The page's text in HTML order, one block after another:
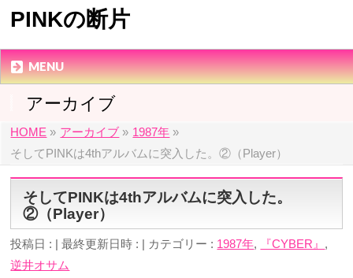
PINKの断片
MENU
アーカイブ
HOME » アーカイブ » 1987年 »
そしてPINKは4thアルバムに突入した。②（Player）
そしてPINKは4thアルバムに突入した。
②（Player）
投稿日 : 最終更新日時 : カテゴリー : 1987年, 『CYBER』 ,
逆井オサム